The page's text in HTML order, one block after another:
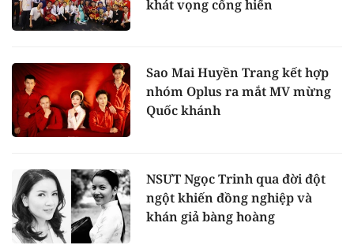
khát vọng cống hiến
Sao Mai Huyền Trang kết hợp
nhóm Oplus ra mắt MV mừng
Quốc khánh
NSƯT Ngọc Trinh qua đời đột
ngột khiến đồng nghiệp và
khán giả bàng hoàng